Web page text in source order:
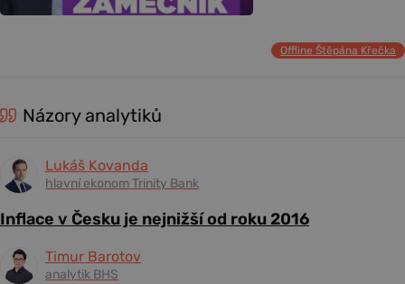
Offline Štěpána Křečka
Názory analytiků
Lukáš Kovanda
hlavní ekonom Trinity Bank
Inflace v Česku je nejnižší od roku 2016
Timur Barotov
analytik BHS